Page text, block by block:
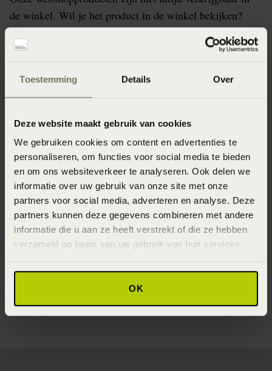
Toestemming Details Over
Deze website maakt gebruik van cookies
We gebruiken cookies om content en advertenties te
personaliseren, om functies voor social media te bieden
en om ons websiteverkeer te analyseren. Ook delen we
informatie over uw gebruik van onze site met onze
partners voor social media, adverteren en analyse. Deze
partners kunnen deze gegevens combineren met andere
informatie die u aan ze heeft verstrekt of die ze hebben
verzameld op basis van uw gebruik van hun services.
OK
de winkel. Wil je het product in de winkel bekijken?
Informeer dan eerst naar de beschikbaarheid.
Specificaties
Artikelnummer
8715944818902
Seizoen
SS2023
Wasinstructie
Maximaal 60 graden (Wassen op maximaal 60 graden)
100% biologisch katoen satijn (GOTS) (Katoensatijn)